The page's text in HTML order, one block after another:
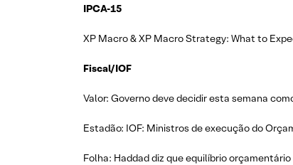
IPCA-15
XP Macro & XP Macro Strategy: What to
Fiscal/IOF
Valor: Governo deve decidir esta semana
Estadão: IOF: Ministros de execução do
Folha: Haddad diz que equilíbrio